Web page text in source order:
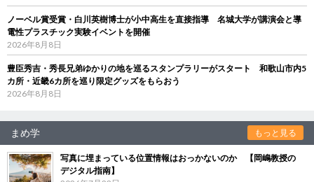
ノーベル賞受賞・白川英樹博士が小中高生を直接指導 名城大学が講演会と導
電性プラスチック実験イベントを開催
2026年8月8日
豊臣秀吉・秀長兄弟ゆかりの地を巡るスタンプラリーがスタート 和歌山市内5
カ所・近畿6カ所を巡り限定グッズをもらおう
2026年8月8日
まめ学 もっと見る
写真に埋まっている位置情報はおっかないのか 【岡嶋教授の
デジタル指南】